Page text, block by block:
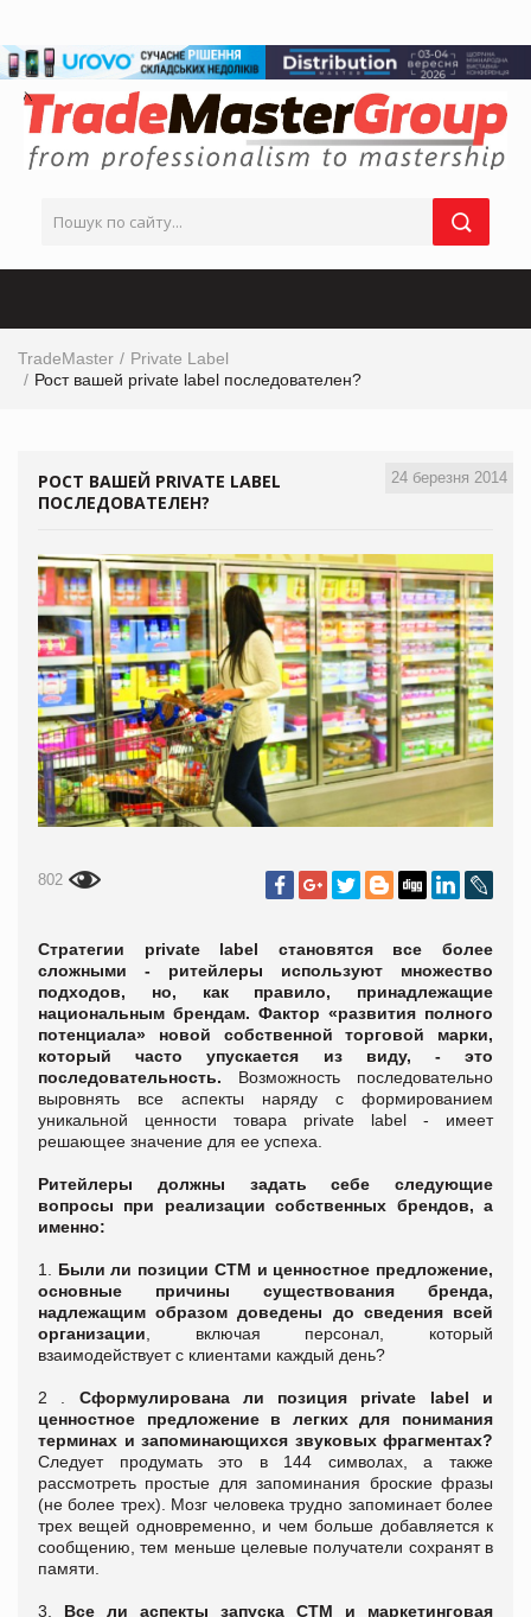
TradeMaster
Private Label
Рост вашей private label последователен?
24 березня 2014
РОСТ ВАШЕЙ PRIVATE LABEL
ПОСЛЕДОВАТЕЛЕН?
802
Стратегии private label
становятся все более
сложными - ритейлеры используют множество
подходов, но, как правило, принадлежащие
национальным брендам. Фактор «развития полного
потенциала» новой собственной торговой марки,
который часто упускается из виду, - это
последовательность. Возможность последовательно
выровнять все аспекты наряду с формированием
уникальной ценности товара private label - имеет
решающее значение для ее успеха.
Ритейлеры должны задать себе следующие
вопросы при реализации собственных брендов, а
именно:
1. Были ли позиции СТМ и ценностное предложение,
основные причины существования бренда,
надлежащим образом доведены до сведения всей
организации , включая персонал, который
взаимодействует с клиентами каждый день?
2 . Сформулирована ли позиция private label и
ценностное предложение в легких для понимания
терминах и запоминающихся звуковых фрагментах?
Следует продумать это в 144 символах, а также
рассмотреть простые для запоминания броские фразы
(не более трех). Мозг человека трудно запоминает более
трех вещей одновременно, и чем больше добавляется к
сообщению, тем меньше целевые получатели сохранят в
памяти.
3. Все ли аспекты запуска СТМ и маркетинговая